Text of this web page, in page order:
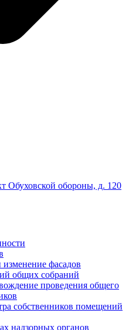
Обуховской обороны, д. 120
фасадов
общих собраний
проведения общего
собственников помещений
надзорных органов